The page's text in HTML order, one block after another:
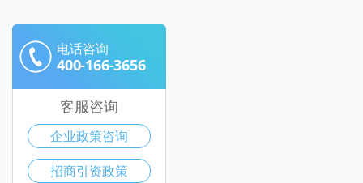
电话咨询
400-166-3656
客服咨询
企业政策咨询
招商引资政策